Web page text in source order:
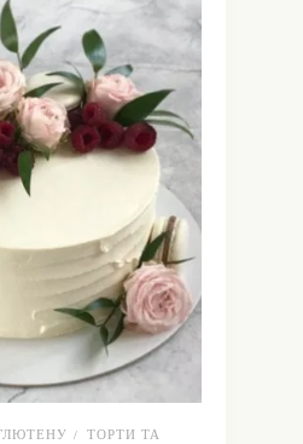
/
ТОРТИ ТА